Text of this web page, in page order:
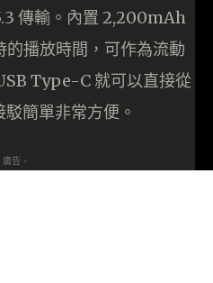
傳輸。內置 2,200mAh
播放時間，可作為流動
Type-C 就可以直接從
簡單非常方便。
廣告 -